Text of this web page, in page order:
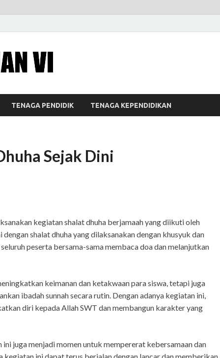
TENAGA PENDIDIK TENAGA KEPENDIDIKAN
Sejak Dini
kegiatan shalat dhuha berjamaah yang diikuti oleh
shalat dhuha yang dilaksanakan dengan khusyuk dan
peserta bersama-sama membaca doa dan melanjutkan
keimanan dan ketakwaan para siswa, tetapi juga
ibadah sunnah secara rutin. Dengan adanya kegiatan ini,
diri kepada Allah SWT dan membangun karakter yang
juga menjadi momen untuk mempererat kebersamaan dan